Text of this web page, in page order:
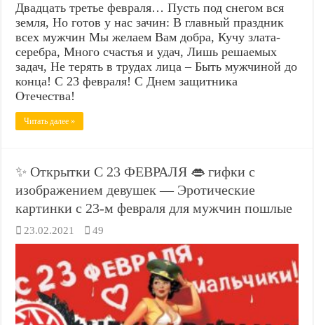
Двадцать третье февраля… Пусть под снегом вся
земля, Но готов у нас зачин: В главный праздник
всех мужчин Мы желаем Вам добра, Кучу злата-
серебра, Много счастья и удач, Лишь решаемых
задач, Не терять в трудах лица – Быть мужчиной до
конца! С 23 февраля! С Днем защитника
Отечества!
Читать далее »
✨ Открытки С 23 ФЕВРАЛЯ 👄 гифки с
изображением девушек — Эротические
картинки с 23-м февраля для мужчин пошлые
23.02.2021 49